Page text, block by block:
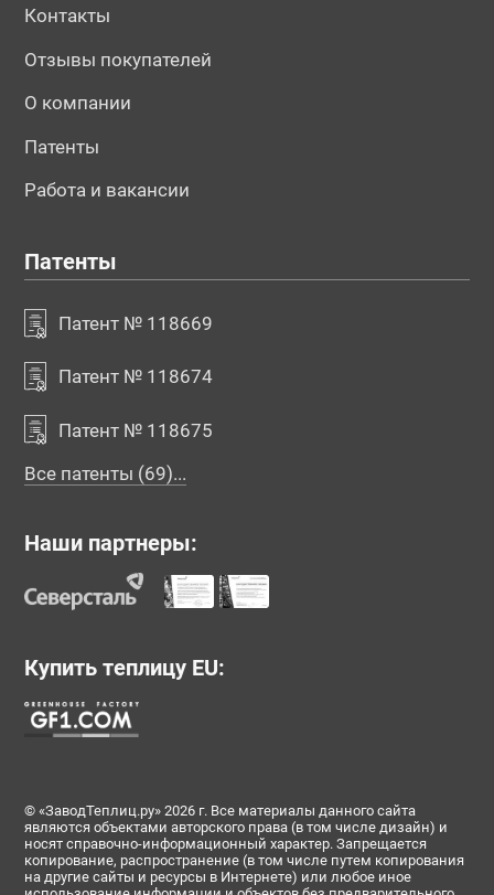
Контакты
Отзывы покупателей
О компании
Патенты
Работа и вакансии
Патенты
Патент № 118669
Патент № 118674
Патент № 118675
Все патенты (69)...
Наши партнеры:
Купить теплицу EU:
© «ЗаводТеплиц.ру» 2026 г. Все материалы данного сайта
являются объектами авторского права (в том числе дизайн) и
носят справочно-информационный характер. Запрещается
копирование, распространение (в том числе путем копирования
на другие сайты и ресурсы в Интернете) или любое иное